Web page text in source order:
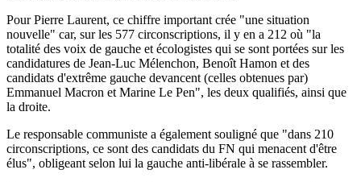
Pour Pierre Laurent, ce chiffre important crée "une situation
nouvelle" car, sur les 577 circonscriptions, il y en a 212 où "la
totalité des voix de gauche et écologistes qui se sont portées sur les
candidatures de Jean-Luc Mélenchon, Benoît Hamon et des
candidats d'extrême gauche devancent (celles obtenues par)
Emmanuel Macron et Marine Le Pen", les deux qualifiés, ainsi que
la droite.
Le responsable communiste a également souligné que "dans 210
circonscriptions, ce sont des candidats du FN qui menacent d'être
élus", obligeant selon lui la gauche anti-libérale à se rassembler.